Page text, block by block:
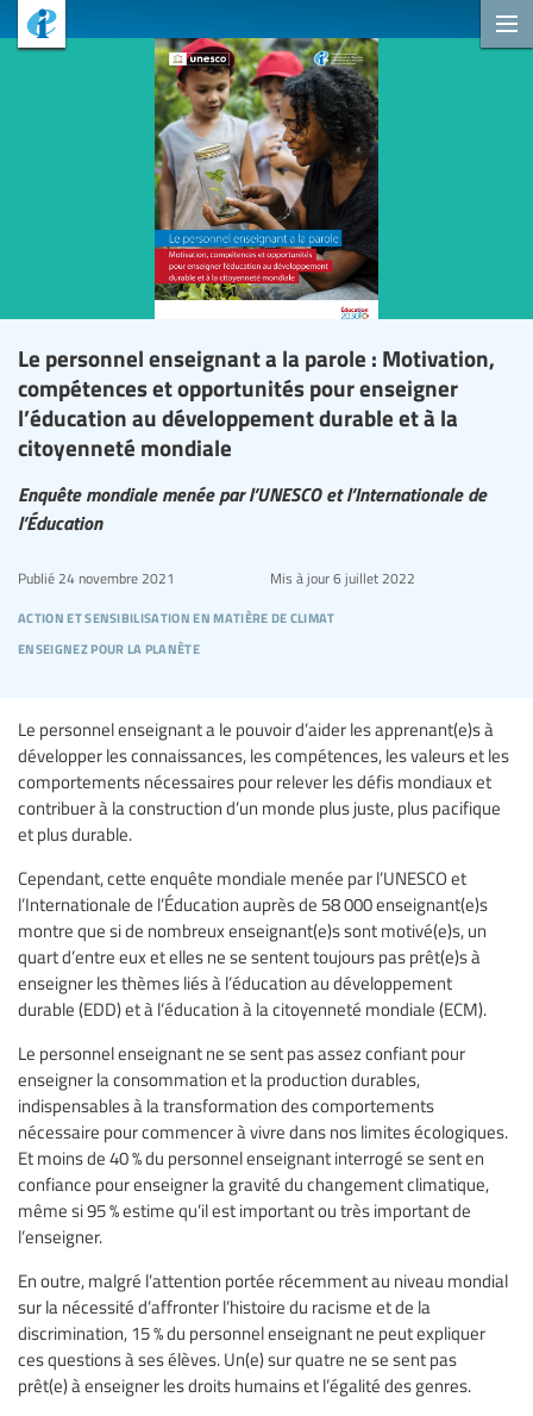
Le personnel enseignant a la parole : Motivation,
compétences et opportunités pour enseigner
l’éducation au développement durable et à la
citoyenneté mondiale
Enquête mondiale menée par l’UNESCO et l’Internationale de
l’Éducation
action et sensibilisation en matière de climat
enseignez pour la planète
Publié 24 novembre 2021 Mis à jour6 juillet 2022
Le personnel enseignant a le pouvoir d’aider les apprenant(e)s à
développer les connaissances, les compétences, les valeurs et les
comportements nécessaires pour relever les défis mondiaux et
contribuer à la construction d’un monde plus juste, plus pacifique
et plus durable.
Cependant, cette enquête mondiale menée par l’UNESCO et
l’Internationale de l’Éducation auprès de 58 000 enseignant(e)s
montre que si de nombreux enseignant(e)s sont motivé(e)s, un
quart d’entre eux et elles ne se sentent toujours pas prêt(e)s à
enseigner les thèmes liés à l’éducation au développement
durable (EDD) et à l’éducation à la citoyenneté mondiale (ECM).
Le personnel enseignant ne se sent pas assez confiant pour
enseigner la consommation et la production durables,
indispensables à la transformation des comportements
nécessaire pour commencer à vivre dans nos limites écologiques.
Et moins de 40 % du personnel enseignant interrogé se sent en
confiance pour enseigner la gravité du changement climatique,
même si 95 % estime qu’il est important ou très important de
l’enseigner.
En outre, malgré l’attention portée récemment au niveau mondial
sur la nécessité d’affronter l’histoire du racisme et de la
discrimination, 15 % du personnel enseignant ne peut expliquer
ces questions à ses élèves. Un(e) sur quatre ne se sent pas
prêt(e) à enseigner les droits humains et l’égalité des genres.